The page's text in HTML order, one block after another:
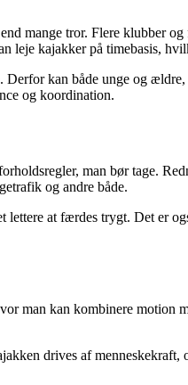
mange tror. Flere klubber
kajakker på timebasis,
kan både unge og
og koordination.
man bør tage.
og andre både.
at færdes trygt. Det er
man kan kombinere motion
drives af